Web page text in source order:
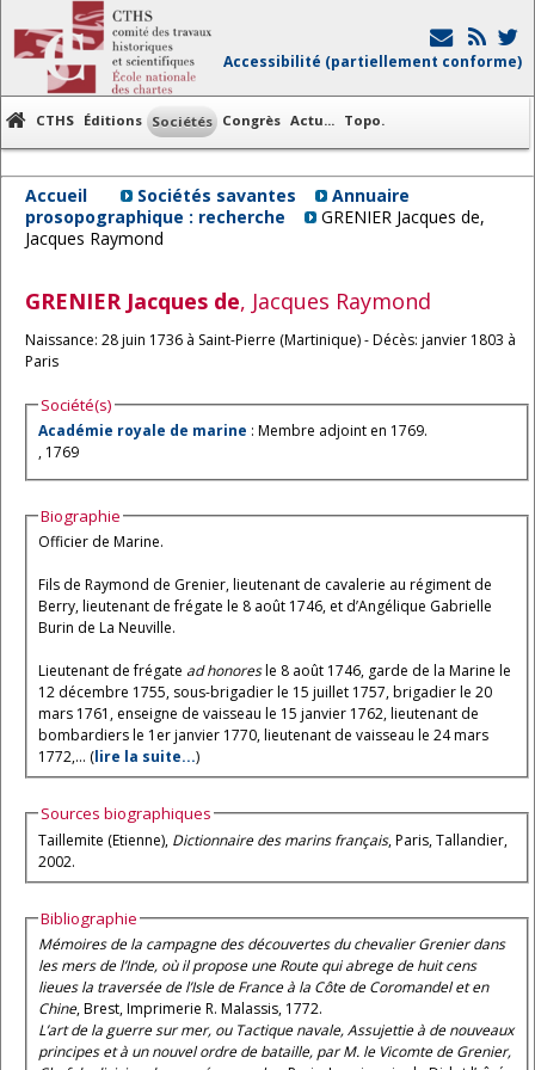
Accessibilité (partiellement conforme)
CTHS Éditions Sociétés Congrès Actu... Topo.
Accueil Sociétés savantes
Annuaire
prosopographique : recherche
GRENIER Jacques de,
Jacques Raymond
GRENIER Jacques de, Jacques Raymond
Naissance: 28 juin 1736 à Saint-Pierre (Martinique) - Décès: janvier 1803 à
Paris
Société(s)
Académie royale de marine : Membre adjoint en 1769.
, 1769
Biographie
Officier de Marine.
Fils de Raymond de Grenier, lieutenant de cavalerie au régiment de
Berry, lieutenant de frégate le 8 août 1746, et d’Angélique Gabrielle
Burin de La Neuville.
Lieutenant de frégate ad honoresle 8 août 1746, garde de la Marine le
12 décembre 1755, sous-brigadier le 15 juillet 1757, brigadier le 20
mars 1761, enseigne de vaisseau le 15 janvier 1762, lieutenant de
bombardiers le 1er janvier 1770, lieutenant de vaisseau le 24 mars
1772,... (lire la suite...)
Sources biographiques
Taillemite (Etienne), Dictionnaire des marins français, Paris, Tallandier,
2002.
Bibliographie
Mémoires de la campagne des découvertes du chevalier Grenier dans
les mers de l’Inde, où il propose une Route qui abrege de huit cens
lieues la traversée de l’Isle de France à la Côte de Coromandel et en
Chine, Brest, Imprimerie R. Malassis, 1772.
L’art de la guerre sur mer, ou Tactique navale, Assujettie à de nouveaux
principes et à un nouvel ordre de bataille, par M. le Vicomte de Grenier,